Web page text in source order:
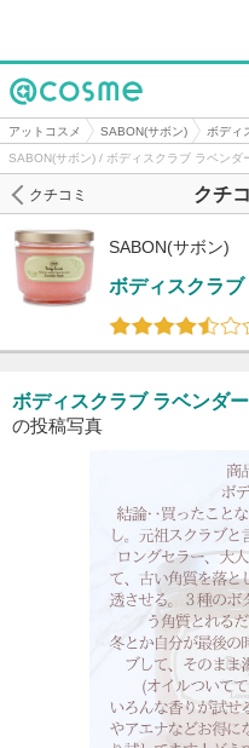
@cosme
アットコスメ SABON(サボン) ボディ
SABON(サボン) / ボディスクラブ ラベンダ
クチ
クチコミ
SABON(サボン)
ボディスクラ
ボディスクラブ ラベンダ
の投稿写真